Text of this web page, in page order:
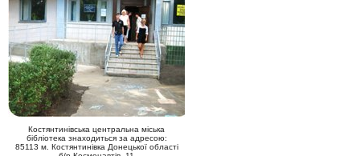
Костянтинівська центральна міська
бібліотека знаходиться за адресою:
85113 м. Костянтинівка Донецької області